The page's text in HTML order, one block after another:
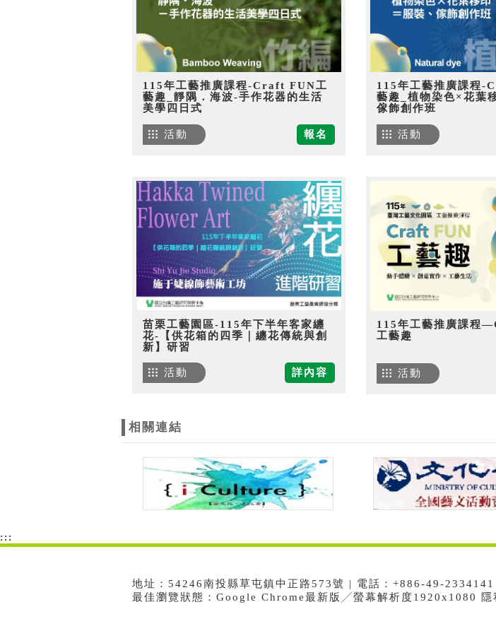
115年工藝推廣課程-Craft FUN工
藝趣_靜隅．海波-手作花器的生活
美學四日式
報名
活動
115年工藝推廣課程-
藝趣_植物染色×花葉
傢飾創作班
活動
苗栗工藝園區-115年下半年客家纏
花-【供花箱的四季｜纏花傳統與創
新】研習
詳內容
活動
115年工藝推廣課程
工藝趣
活動
相關連結
:::
地址：54246南投縣草屯鎮中正路573號 | 電話：+886-49-2334141
最佳瀏覽狀態：Google Chrome最新版╱螢幕解析度1920x1080 隱